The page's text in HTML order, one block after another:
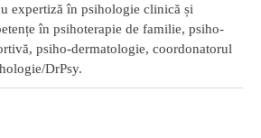
expertiză în psihologie clinică și
în psihoterapie de familie, psiho-
psiho-dermatologie, coordonatorul
DrPsy.